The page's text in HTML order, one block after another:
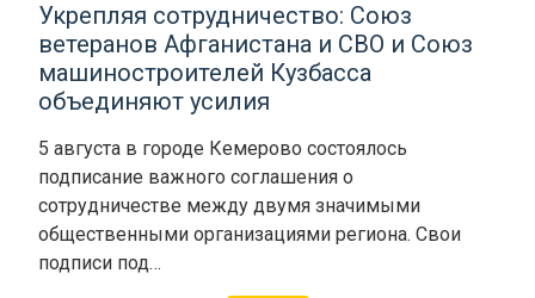
Укрепляя сотрудничество: Союз
ветеранов Афганистана и СВО и Союз
машиностроителей Кузбасса
объединяют усилия
5 августа в городе Кемерово состоялось
подписание важного соглашения о
сотрудничестве между двумя значимыми
общественными организациями региона. Свои
подписи под…